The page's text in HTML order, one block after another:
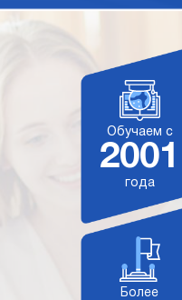
Обучаем с
2001
года
Более